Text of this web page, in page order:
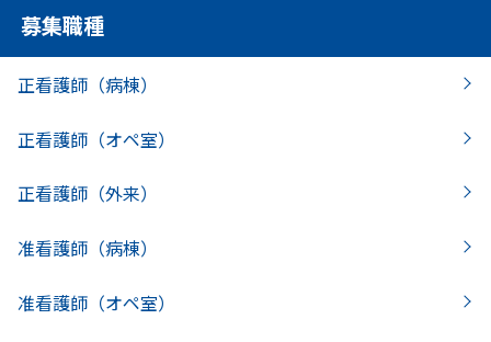
募集職種
正看護師（病棟）
正看護師（オペ室）
正看護師（外来）
准看護師（病棟）
准看護師（オペ室）